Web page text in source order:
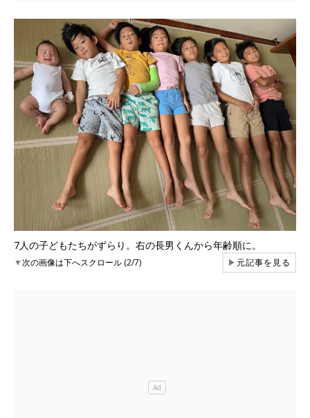
7人の子どもたちがずらり。右の長男くんから年齢順に。
▼次の画像は下へスクロール (2/7) ▶元記事を見る